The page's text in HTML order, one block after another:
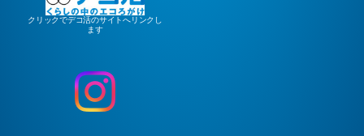
クリックでデコ活のサイトへリンクし
ます